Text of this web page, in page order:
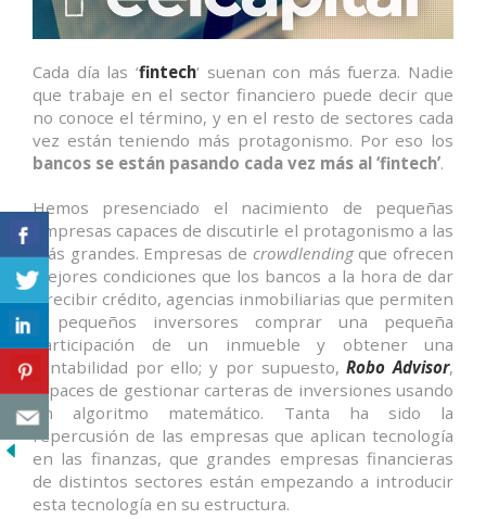
i
e
r
a
e
p
m
e
r
s
e
m
e
s
t
r
e
d
e
l
a
Cada día las ‘fintech‘ suenan con más fuerza. Nadie
que trabaje en el sector financiero puede decir que
no conoce el término, y en el resto de sectores cada
vez están teniendo más protagonismo. Por eso los
bancos se están pasando cada vez más al ‘fintech’.
Hemos presenciado el nacimiento de pequeñas
empresas capaces de discutirle el protagonismo a las
más grandes. Empresas de crowdlendingque ofrecen
mejores condiciones que los bancos a la hora de dar
y recibir crédito, agencias inmobiliarias que permiten
a pequeños inversores comprar una pequeña
participación de un inmueble y obtener una
rentabilidad por ello; y por supuesto,Robo Advisor,
capaces de gestionar carteras de inversiones usando
un algoritmo matemático. Tanta ha sido la
repercusión de las empresas que aplican tecnología
en las finanzas, que grandes empresas financieras
de distintos sectores están empezando a introducir
esta tecnología en su estructura.